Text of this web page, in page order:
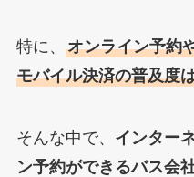
特に、 オンライン予約
モバイル決済の普及度
そんな中で、 インター
ン予約ができるバス会